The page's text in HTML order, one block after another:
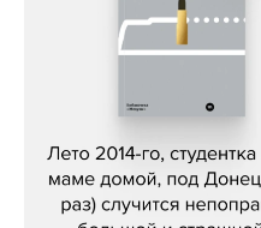
Сергей